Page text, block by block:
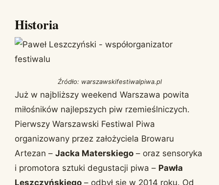
Historia
Źródło: warszawskifestiwalpiwa.pl
Już w najbliższy weekend Warszawa powita
miłośników najlepszych piw rzemieślniczych.
Pierwszy Warszawski Festiwal Piwa
organizowany przez założyciela Browaru
Artezan – Jacka Materskiego – oraz sensoryka
i promotora sztuki degustacji piwa – Pawła
Leszczyńskiego – odbył się w 2014 roku. Od